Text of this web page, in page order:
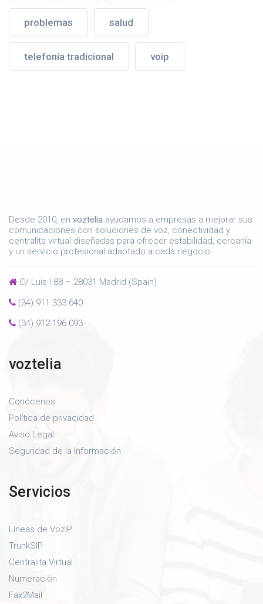
problemas salud
telefonía tradicional voip
Desde 2010, en voztelia ayudamos a empresas a mejorar sus
comunicaciones con soluciones de voz, conectividad y
centralita virtual diseñadas para ofrecer estabilidad, cercanía
y un servicio profesional adaptado a cada negocio.
C/ Luis I 88 – 28031 Madrid (Spain)
(34) 911 333 640
(34) 912 196 093
voztelia
Conócenos
Política de privacidad
Aviso Legal
Seguridad de la Información
Servicios
Líneas de VozIP
TrunkSIP
Centralita Virtual
Numeración
Fax2Mail